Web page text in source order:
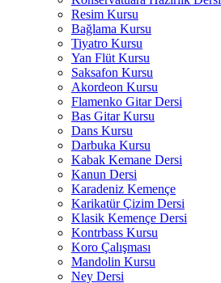
Resim Kursu
Bağlama Kursu
Tiyatro Kursu
Yan Flüt Kursu
Saksafon Kursu
Akordeon Kursu
Flamenko Gitar Dersi
Bas Gitar Kursu
Dans Kursu
Darbuka Kursu
Kabak Kemane Dersi
Kanun Dersi
Karadeniz Kemençe
Karikatür Çizim Dersi
Klasik Kemençe Dersi
Kontrbass Kursu
Koro Çalışması
Mandolin Kursu
Ney Dersi